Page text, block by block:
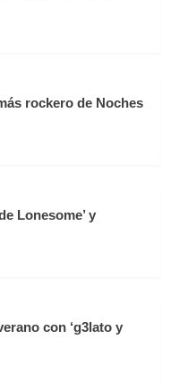
rockero de Noches
Lonesome’ y
con ‘g3lato y